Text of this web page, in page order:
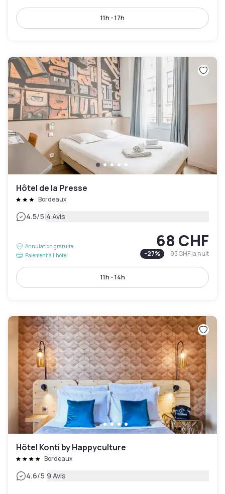
11h - 17h
Hôtel de la Presse
Bordeaux
4.5/5|4 Avis
Annulation gratuite
Paiement à l'hôtel
68 CHF
-27% 93 CHFla nuit
11h - 14h
Hôtel Konti by Happyculture
Bordeaux
4.6/5|9 Avis